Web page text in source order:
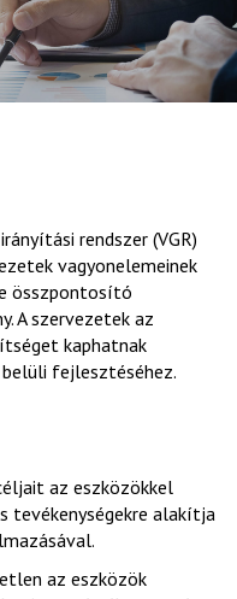
rendszer (VGR)
vagyonelemeinek
összpontosító
A szervezetek az
kaphatnak
fejlesztéséhez.
az eszközökkel
tevékenységekre alakítja
az eszközök